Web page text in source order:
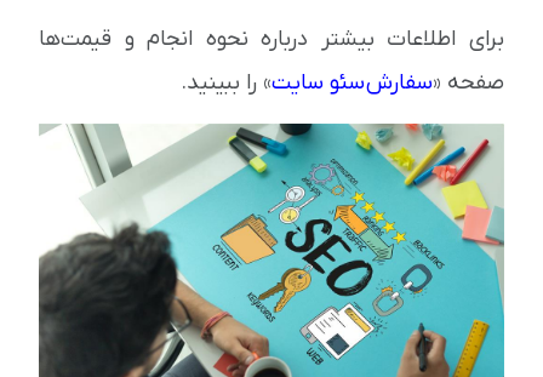
برای اطلاعات بیشتر درباره نحوه انجام و قیمت‌ها
صفحه «سفارش سئو سایت» را ببینید.